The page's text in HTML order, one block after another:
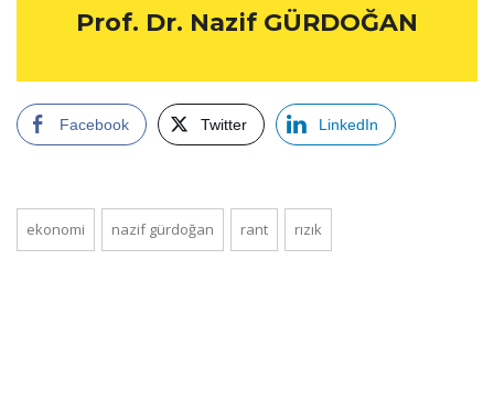
Prof. Dr. Nazif GÜRDOĞAN
Facebook Twitter LinkedIn
ekonomi nazif gürdoğan rant rızık